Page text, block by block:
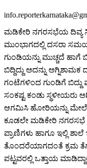
ಮಡಿಕೇರಿ ನಗರಸಭೆಯ ದಿವ್ಯ
ಮುಂಭಾಗದಲ್ಲಿ ದಸರಾ
ಗುಂಡಿಯನ್ನು ಮುಚ್ಚದೆ ಹಾಗೆ
ಬಿದ್ದಿದ್ದು ಅದನ್ನು
ಗಂಟೆಗಳಿಂದ ಗುಂಡಿಗೆ
ಸಂಕಷ್ಟ ಕಂಡು ಸ್ಥಳೀಯರು
ಆಗಮಿಸಿ ಹೋರಿಯನ್ನು
ಕೂಡಲೇ ಮಡಿಕೇರಿ ನಗರಸಭೆ
ಪ್ರಾಣಿಗಳು ಹಾಗೂ ಇಲ್ಲಿ
ತೊಂದರೆಯಾಗದಂತೆ ಕ್ರಮ
ಪಟ್ಟವರಲ್ಲಿ ಒತ್ತಾಯ